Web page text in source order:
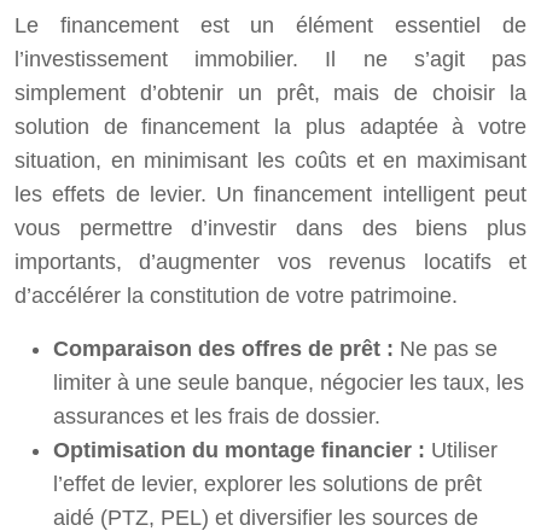
Le financement est un élément essentiel de
l’investissement immobilier. Il ne s’agit pas
simplement d’obtenir un prêt, mais de choisir la
solution de financement la plus adaptée à votre
situation, en minimisant les coûts et en maximisant
les effets de levier. Un financement intelligent peut
vous permettre d’investir dans des biens plus
importants, d’augmenter vos revenus locatifs et
d’accélérer la constitution de votre patrimoine.
Comparaison des offres de prêt : Ne pas se
limiter à une seule banque, négocier les taux, les
assurances et les frais de dossier.
Optimisation du montage financier : Utiliser
l’effet de levier, explorer les solutions de prêt
aidé (PTZ, PEL) et diversifier les sources de